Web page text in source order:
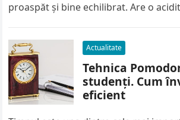
proaspăt și bine echilibrat. Are o
Actualitate
Tehnica
studenți. Cum
eficient